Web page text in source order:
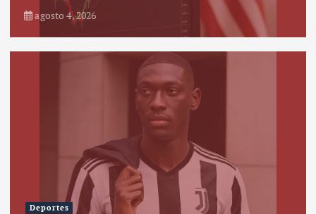
agosto 4, 2026
Deportes